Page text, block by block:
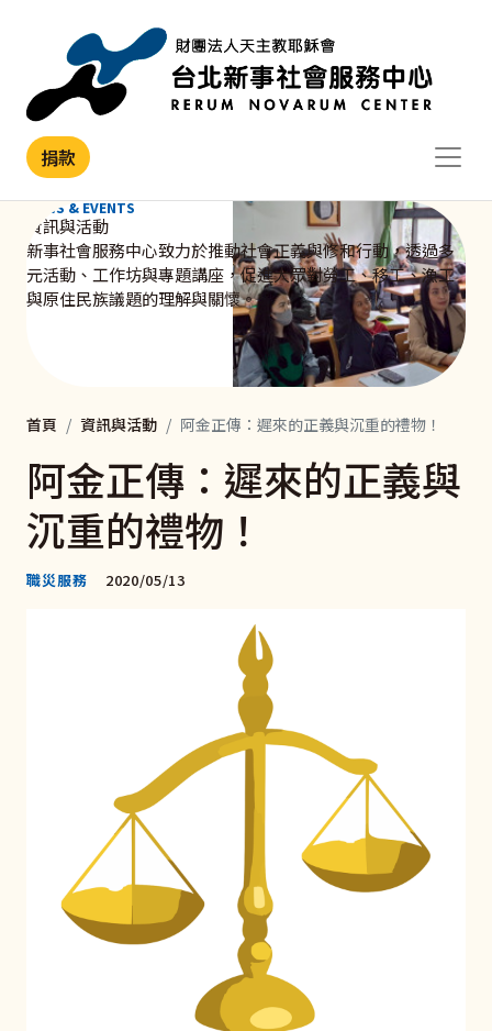
捐款
NEWS & EVENTS
資訊與活動
新事社會服務中心致力於推動社會正義與修和行動，透過多
元活動、工作坊與專題講座，促進大眾對勞工、移工、漁工
與原住民族議題的理解與關懷。
首頁 資訊與活動 阿金正傳：遲來的正義與沉重的禮物！
阿金正傳：遲來的正義與
沉重的禮物！
職災服務 2020/05/13